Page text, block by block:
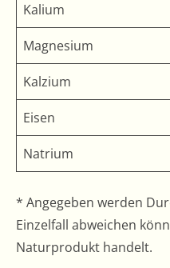
Kalium
Magnesium
Kalzium
Eisen
Natrium
* Angegeben werden
Einzelfall abweichen
Naturprodukt handelt.